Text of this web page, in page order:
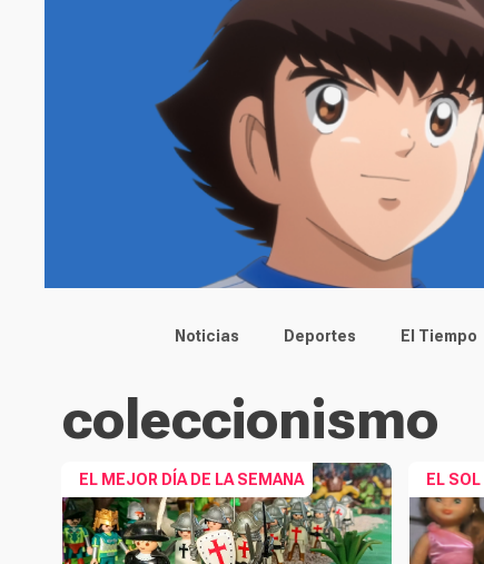
Main menu
Noticias Deportes El Tiempo
coleccionismo
EL MEJOR DÍA DE LA SEMANA EL